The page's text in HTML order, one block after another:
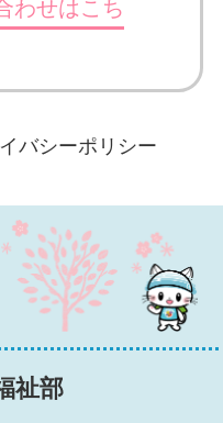
わせはこち
バシーポリシー
すみっ湖
祉部